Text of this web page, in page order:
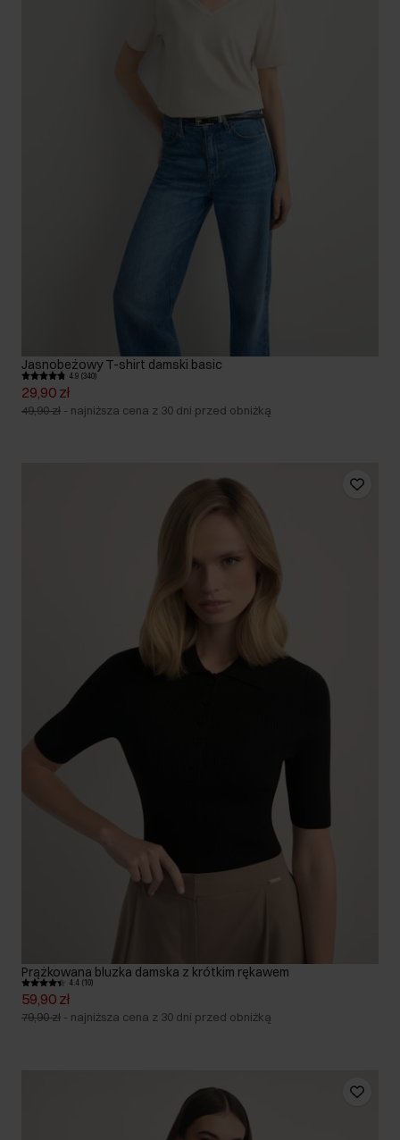
Jasnobeżowy T-shirt damski basic
4.9 (340)
29,90 zł
49,90 zł - najniższa cena z 30 dni przed obniżką
Prążkowana bluzka damska z krótkim rękawem
4.4 (10)
59,90 zł
79,90 zł - najniższa cena z 30 dni przed obniżką